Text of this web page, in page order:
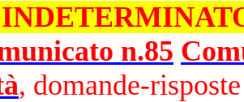
n.85
, domande-risposte